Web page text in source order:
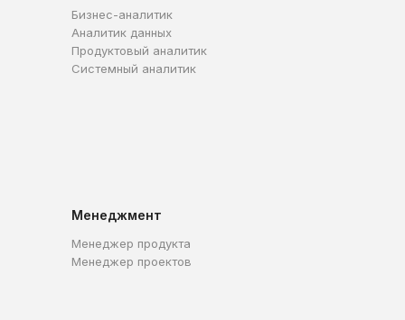
Бизнес-аналитик
Аналитик данных
Продуктовый аналитик
Системный аналитик
Менеджмент
Менеджер продукта
Менеджер проектов